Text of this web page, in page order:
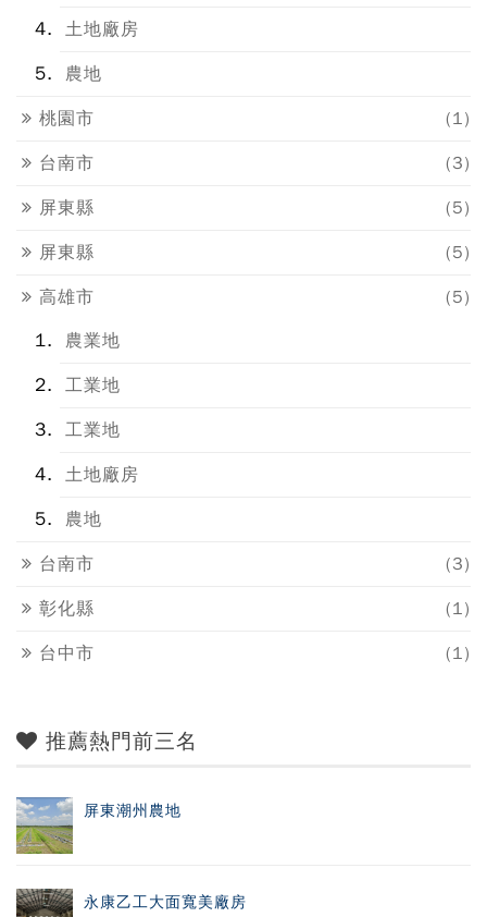
土地廠房
農地
桃園市 (1)
台南市 (3)
屏東縣 (5)
屏東縣 (5)
高雄市
(5)
農業地
工業地
工業地
土地廠房
農地
台南市 (3)
彰化縣 (1)
台中市 (1)
推薦熱門前三名
屏東潮州農地
永康乙工大面寬美廠房